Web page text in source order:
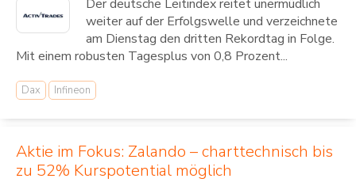
Der deutsche Leitindex reitet unermüdlich
weiter auf der Erfolgswelle und verzeichnete
am Dienstag den dritten Rekordtag in Folge.
Mit einem robusten Tagesplus von 0,8 Prozent...
Dax Infineon
Aktie im Fokus: Zalando – charttechnisch bis
zu 52% Kurspotential möglich